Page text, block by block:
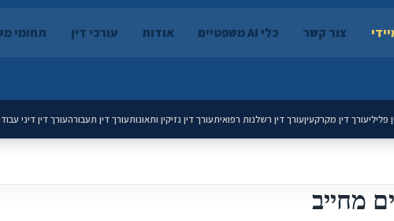
צור קשר כלי AI משפטיים אודות עורכי דין תחומי
פליליעורך דין מקרקעיןעורך דין רשלנות רפואיתעורך דין נזיקין ותאונותעורך דין תעבורהעורך דין דיני
מחייב